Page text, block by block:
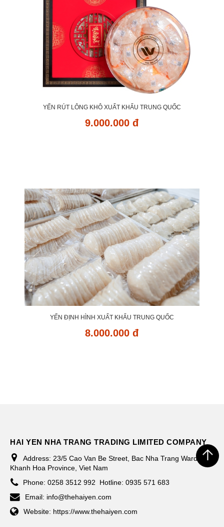
YẾN RÚT LÔNG KHÔ XUẤT KHẨU TRUNG QUỐC
9.000.000 đ
YẾN ĐỊNH HÌNH XUẤT KHẨU TRUNG QUỐC
8.000.000 đ
HAI YEN NHA TRANG TRADING LIMITED COMPANY
Address: 23/5 Cao Van Be Street, Bac Nha Trang Ward,
Khanh Hoa Province, Viet Nam
Phone: 0258 3512 992
Hotline: 0935 571 683
Email: info@thehaiyen.com
Website: https://www.thehaiyen.com